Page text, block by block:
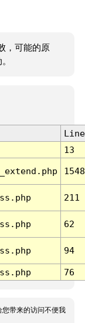
，可能的原
Line
13
1548
211
62
94
76
您带来的访问不便我